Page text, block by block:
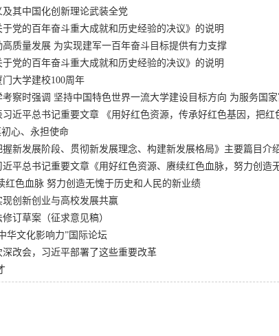
其中国化创新理论武装全党
党的百年奋斗重大成就和历史经验的决议》的说明
质量发展 为实现建军一百年奋斗目标提供有力支撑
党的百年奋斗重大成就和历史经验的决议》的说明
大学建校100周年
考察时强调 坚持中国特色世界一流大学建设目标方向 为服务国
习近平总书记重要文章 《用好红色资源，传承好红色基因，把红
心、永担使命
新发展阶段、贯彻新发展理念、构建新发展格局》主要篇目介
平总书记重要文章《用好红色资源、赓续红色血脉，努力创造
红色血脉 努力创造无愧于历史和人民的新业绩
现创新创业与高校发展共赢
订草案（征求意见稿）
华文化影响力”国际论坛
改会，习近平部署了这些重要改革